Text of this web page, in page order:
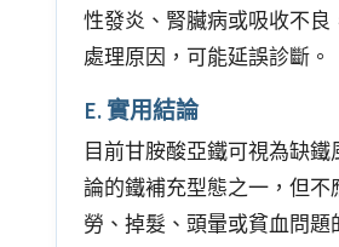
性發炎、腎臟病或吸收不良
處理原因，可能延誤診斷。
E. 實用結論
目前甘胺酸亞鐵可視為缺鐵
論的鐵補充型態之一，但不
勞、掉髮、頭暈或貧血問題